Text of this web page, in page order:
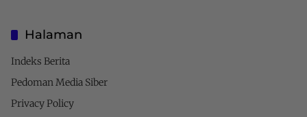
Halaman
Indeks Berita
Pedoman Media Siber
Privacy Policy